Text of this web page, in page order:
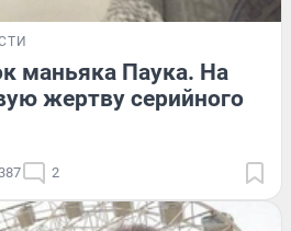
маньяка Паука. На
жертву серийного
2